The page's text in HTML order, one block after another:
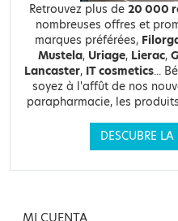
Retrouvez plus de 20 000
nombreuses offres et
marques préférées,
Mustela, Uriage, Lierac,
Lancaster, IT cosmetics...
soyez à l'affût de nos
parapharmacie, les
DESCUBRE
MI CUENTA